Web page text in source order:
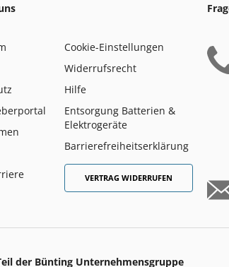
Cookie-Einstellungen
Widerrufsrecht
Hilfe
Entsorgung Batterien &
Elektrogeräte
Barrierefreiheitserklärung
VERTRAG WIDERRUFEN
der Bünting Unternehmensgruppe